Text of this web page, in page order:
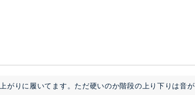
がりに履いてます。ただ硬いのか階段の上り下りは音が